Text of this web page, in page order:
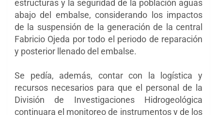
estructuras y la seguridad de la población aguas
abajo del embalse, considerando los impactos
de la suspensión de la generación de la central
Fabricio Ojeda por todo el periodo de reparación
y posterior llenado del embalse.
Se pedía, además, contar con la logística y
recursos necesarios para que el personal de la
División de Investigaciones Hidrogeológica
continuara el monitoreo de instrumentos y de los